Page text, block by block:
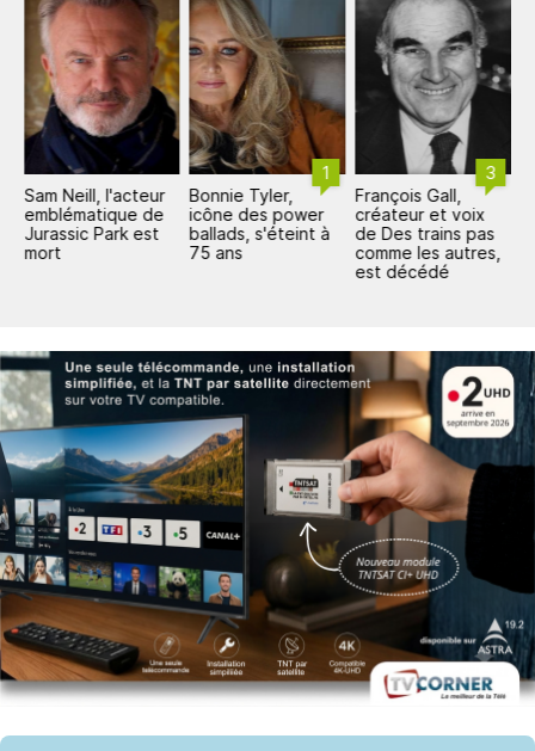
Sam Neill, l'acteur
emblématique de
Jurassic Park est
mort
1
Bonnie Tyler,
icône des power
ballads, s'éteint à
75 ans
3
François Gall,
créateur et voix
de Des trains pas
comme les autres,
est décédé